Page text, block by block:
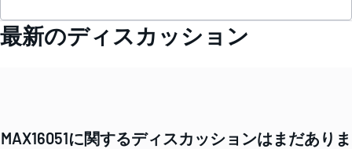
最新のディスカッション
MAX16051に関するディスカッションはまだありま